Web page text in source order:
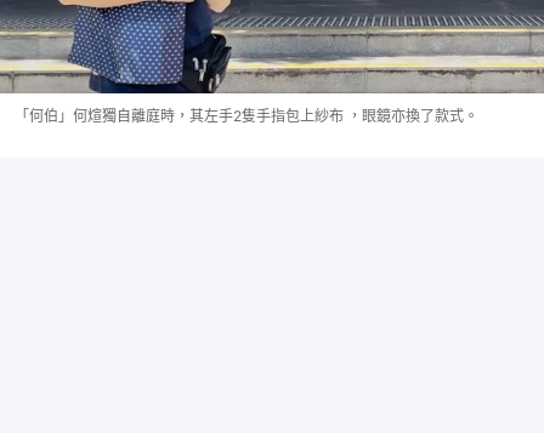
「何伯」何煊獨自離庭時，其左手2隻手指包上紗布 ，眼鏡亦換了款式。